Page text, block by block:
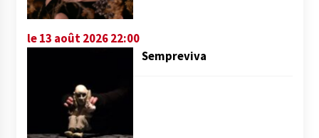
le 13 août 2026 22:00
Sempreviva